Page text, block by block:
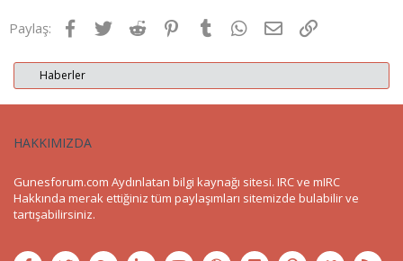
Paylaş: Facebook
TwitterReddit Pinterest
Tumblr WhatsApp
E-postaLink
Haberler
HAKKIMIZDA
Gunesforum.com Aydınlatan bilgi kaynağı sitesi. IRC ve mIRC
Hakkında merak ettiğiniz tüm paylaşımları sitemizde bulabilir ve
tartışabilirsiniz.